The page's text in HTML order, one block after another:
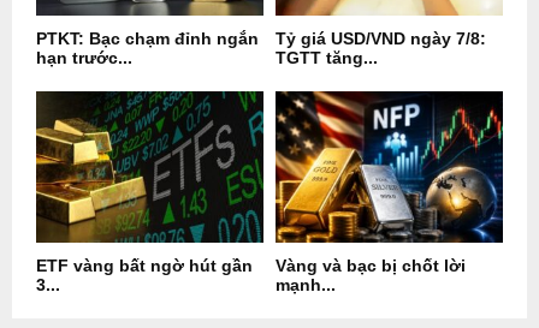
PTKT: Bạc chạm đỉnh ngắn
hạn trước...
Tỷ giá USD/VND ngày 7/8:
TGTT tăng...
ETF vàng bất ngờ hút gần
3...
Vàng và bạc bị chốt lời
mạnh...